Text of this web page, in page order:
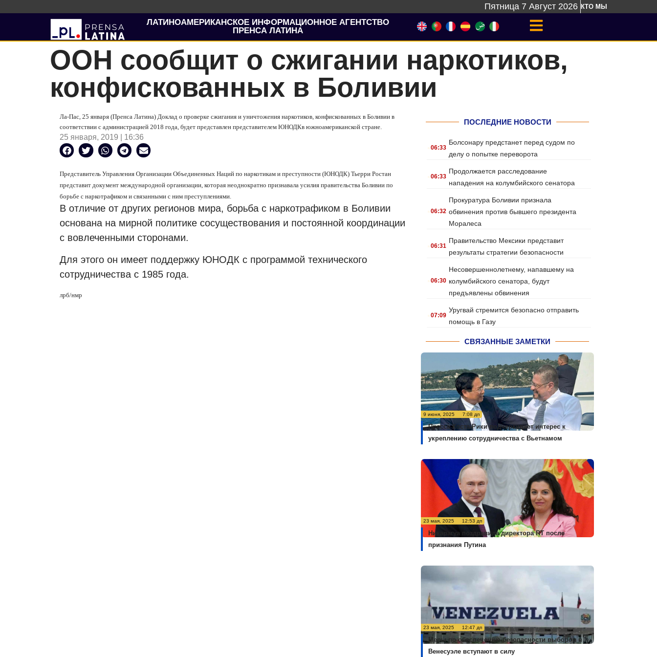
Пятница 7 Август 2026 КТО МЫ
ЛАТИНОАМЕРИКАНСКОЕ ИНФОРМАЦИОННОЕ АГЕНТСТВО
ПРЕНСА ЛАТИНА
ООН сообщит о сжигании наркотиков,
конфискованных в Боливии
Ла-Пас, 25 января (Пренса Латина) Доклад о проверке сжигания и уничтожения наркотиков, конфискованных в Боливии в
соответствии с администрацией 2018 года, будет представлен представителем ЮНОДКв южноамериканской стране.
25 января, 2019 | 16:36
Представитель Управления Организации Объединенных Наций по наркотикам и преступности (ЮНОДК) Тьерри Ростан
представит документ международной организации, которая неоднократно признавала усилия правительства Боливии по
борьбе с наркотрафиком и связанными с ним преступлениями.
В отличие от других регионов мира, борьба с наркотрафиком в Боливии
основана на мирной политике сосуществования и постоянной координации
с вовлеченными сторонами.
Для этого он имеет поддержку ЮНОДК с программой технического
сотрудничества с 1985 года.
лрб/нмр
ПОСЛЕДНИЕ НОВОСТИ
.06:33
Болсонару предстанет перед судом по
делу о попытке переворота
.06:33
Продолжается расследование
нападения на колумбийского сенатора
.06:32
Прокуратура Боливии признала
обвинения против бывшего президента
Моралеса
.06:31
Правительство Мексики представит
результаты стратегии безопасности
.06:30
Несовершеннолетнему, напавшему на
колумбийского сенатора, будут
предъявлены обвинения
.07:09
Уругвай стремится безопасно отправить
помощь в Газу
СВЯЗАННЫЕ ЗАМЕТКИ
9 июня, 2025 7:08 дп
Пресса Коста-Рики подчеркивает интерес к
укреплению сотрудничества с Вьетнамом
23 мая, 2025 12:53 дп
Никарагуа поздравила директора RT после
признания Путина
23 мая, 2025 12:47 дп
Меры по обеспечению безопасности выборов в
Венесуэле вступают в силу